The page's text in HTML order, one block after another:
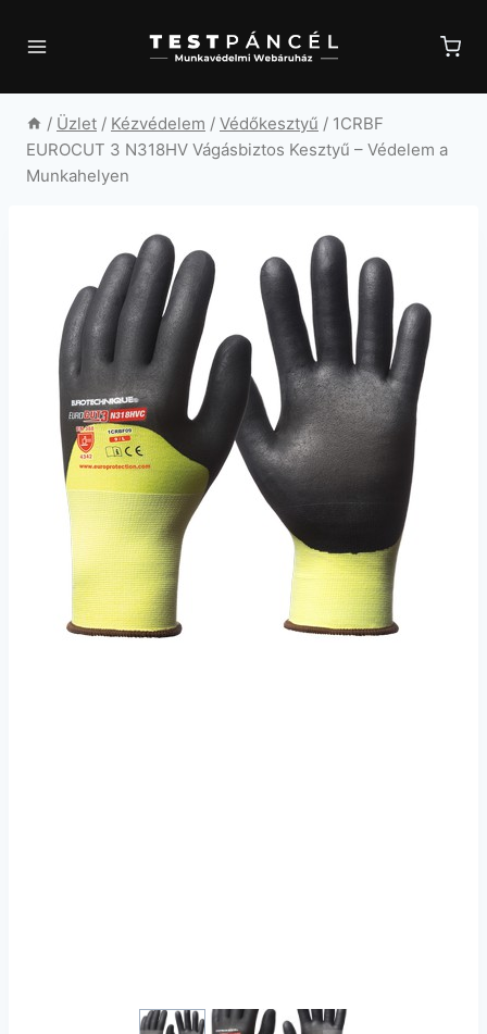
/ Üzlet / Kézvédelem / Védőkesztyű / 1CRBF
EUROCUT 3 N318HV Vágásbiztos Kesztyű – Védelem a
Munkahelyen